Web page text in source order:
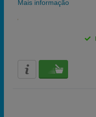
Mais informação